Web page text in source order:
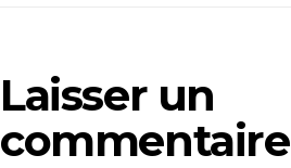
Laisser un
commentaire